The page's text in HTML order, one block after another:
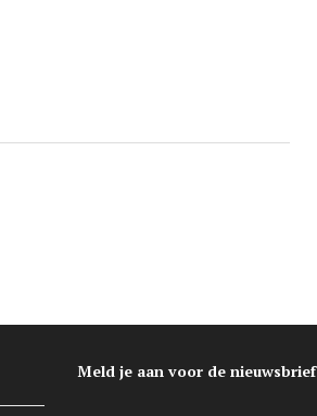
Meld je aan voor de nieuwsbrief